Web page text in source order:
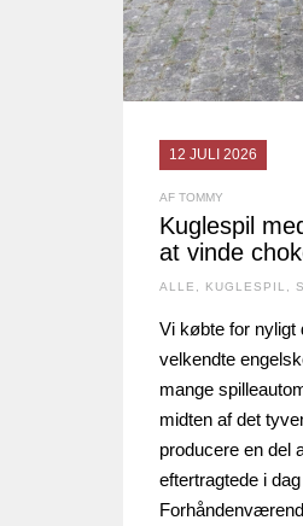
12 JULI 2026
AF TOMMY
Kuglespil
at vinde
ALLE KUGLESPIL
Vi købte for nyligt
velkendte
mange
midten af det
producere en del
eftertragtede i